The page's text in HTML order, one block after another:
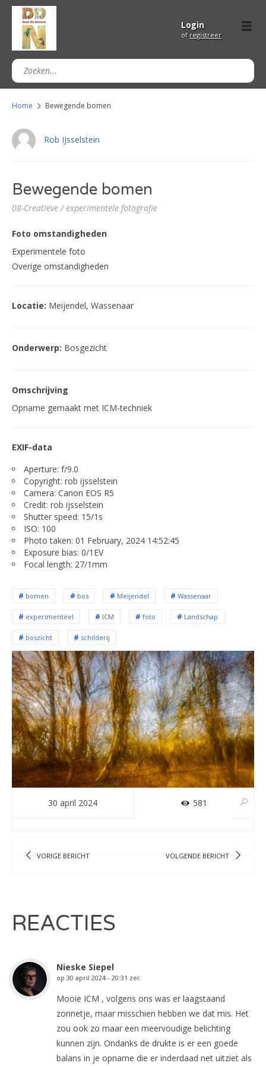
Login
of registreer
Home Bewegende bomen
Rob IJsselstein
Bewegende bomen
08-Creatieve / experimentele fotografie
Foto omstandigheden
Experimentele foto
Overige omstandigheden
Locatie: Meijendel, Wassenaar
Onderwerp: Bosgezicht
Omschrijving
Opname gemaakt met ICM-techniek
EXIF-data
Aperture: f/9.0
Copyright: rob ijsselstein
Camera: Canon EOS R5
Credit: rob ijsselstein
Shutter speed: 15/1s
ISO: 100
Photo taken: 01 February, 2024 14:52:45
Exposure bias: 0/1EV
Focal length: 27/1mm
bomen bos Meijendel Wassenaar
experimenteel ICM foto Landschap
boszicht schilderij
30 april 2024 581
VORIGE BERICHT VOLGENDE BERICHT
REACTIES
Nieske Siepel
op 30 april 2024 - 20:31 zei:
Mooie ICM , volgens ons was er laagstaand
zonnetje, maar misschien hebben we dat mis. Het
zou ook zo maar een meervoudige belichting
kunnen zijn. Ondanks de drukte is er een goede
balans in je opname die er inderdaad net uitziet als